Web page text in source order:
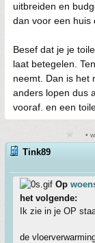
uitbreiden en
dan voor een huis
Besef dat je je
laat betegelen.
neemt. Dan is het
anders lopen dus
vooraf. en een
•
Tink89
Op
het volgende:
Ik zie in je OP
de